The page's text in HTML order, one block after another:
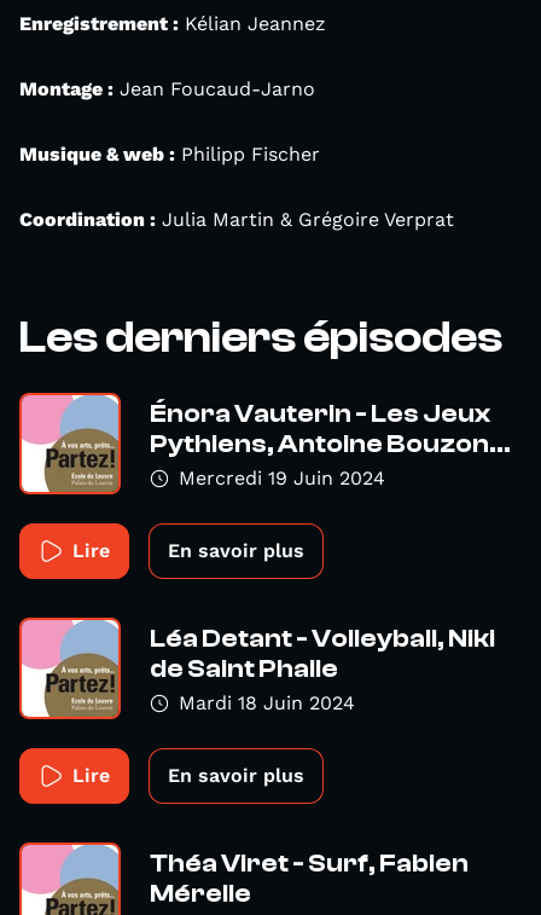
Enregistrement : Kélian Jeannez
Montage : Jean Foucaud-Jarno
Musique & web : Philipp Fischer
Coordination : Julia Martin & Grégoire Verprat
Les derniers épisodes
Énora Vauterin - Les Jeux
Pythiens, Antoine Bouzon...
Mercredi 19 Juin 2024
Lire En savoir plus
Léa Detant - Volleyball, Niki
de Saint Phalle
Mardi 18 Juin 2024
Lire En savoir plus
Théa Viret - Surf, Fabien
Mérelle